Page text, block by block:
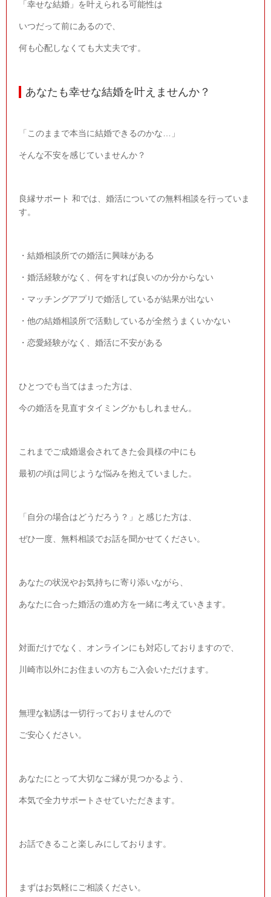
「幸せな結婚」を叶えられる可能性は
いつだって前にあるので、
何も心配しなくても大丈夫です。
あなたも幸せな結婚を叶えませんか？
「このままで本当に結婚できるのかな…」
そんな不安を感じていませんか？
良縁サポート 和では、婚活についての無料相談を行っていま
す。
・結婚相談所での婚活に興味がある
・婚活経験がなく、何をすれば良いのか分からない
・マッチングアプリで婚活しているが結果が出ない
・他の結婚相談所で活動しているが全然うまくいかない
・恋愛経験がなく、婚活に不安がある
ひとつでも当てはまった方は、
今の婚活を見直すタイミングかもしれません。
これまでご成婚退会されてきた会員様の中にも
最初の頃は同じような悩みを抱えていました。
「自分の場合はどうだろう？」と感じた方は、
ぜひ一度、無料相談でお話を聞かせてください。
あなたの状況やお気持ちに寄り添いながら、
あなたに合った婚活の進め方を一緒に考えていきます。
対面だけでなく、オンラインにも対応しておりますので、
川崎市以外にお住まいの方もご入会いただけます。
無理な勧誘は一切行っておりませんので
ご安心ください。
あなたにとって大切なご縁が見つかるよう、
本気で全力サポートさせていただきます。
お話できること楽しみにしております。
まずはお気軽にご相談ください。